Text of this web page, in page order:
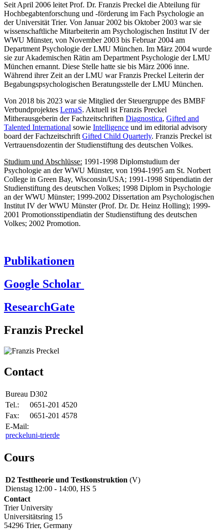
Seit April 2006 leitet Prof. Dr. Franzis Preckel die Abteilung für
Hochbegabtenforschung und -förderung im Fach Psychologie an
der Universität Trier. Von Januar 2002 bis Oktober 2003 war sie
wissenschaftliche Mitarbeiterin am Psychologischen Institut IV der
WWU Münster, von November 2003 bis Februar 2004 am
Department Psychologie der LMU München. Im März 2004 wurde
sie zur Akademischen Rätin am Department Psychologie der LMU
München ernannt. Diese Stelle hatte sie bis März 2006 inne.
Während ihrer Zeit an der LMU war Franzis Preckel Leiterin der
Begabungspsychologischen Beratungsstelle der LMU München.
Von 2018 bis 2023 war sie Mitglied der Steuergruppe des BMBF
Verbundprojektes LemaS. Aktuell ist Franzis Preckel
Mitherausgeberin der Fachzeitschriften Diagnostica, Gifted and
Talented International sowie Intelligence und im editorial advisory
board der Fachzeitschrift Gifted Child Quarterly. Franzis Preckel ist
Vertrauensdozentin der Studienstiftung des deutschen Volkes.
Studium und Abschlüsse: 1991-1998 Diplomstudium der
Psychologie an der WWU Münster, von 1994-1995 am St. Norbert
College in Green Bay, Wisconsin/USA; 1991-1998 Stipendiatin der
Studienstiftung des deutschen Volkes; 1998 Diplom in Psychologie
an der WWU Münster; 1999-2002 Dissertation am Psychologischen
Institut IV der WWU Münster (Prof. Dr. Dr. Heinz Holling); 1999-
2001 Promotionsstipendiatin der Studienstiftung des deutschen
Volkes; 2002 Promotion.
Publikationen
Google Scholar
ResearchGate
Franzis Preckel
Contact
Bureau D302
Tel.:
0651-201 4520
Fax:
0651-201 4578
E-Mail:
preckeluni-trierde
Cours
D2 Testtheorie und Testkonstruktion (V)
Dienstag 12:00 - 14:00, HS 5
Contact
Trier University
Universitätsring 15
54296 Trier, Germany